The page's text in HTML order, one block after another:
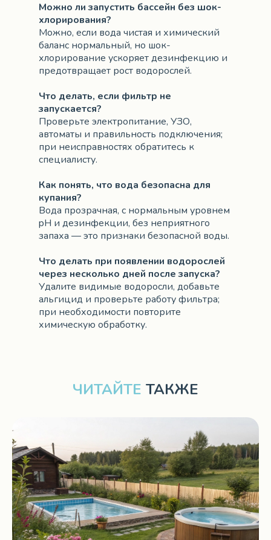
Можно ли запустить бассейн без шок-
хлорирования?
Можно, если вода чистая и химический
баланс нормальный, но шок-
хлорирование ускоряет дезинфекцию и
предотвращает рост водорослей.
Что делать, если фильтр не
запускается?
Проверьте электропитание, УЗО,
автоматы и правильность подключения;
при неисправностях обратитесь к
специалисту.
Как понять, что вода безопасна для
купания?
Вода прозрачная, с нормальным уровнем
pH и дезинфекции, без неприятного
запаха — это признаки безопасной воды.
Что делать при появлении водорослей
через несколько дней после запуска?
Удалите видимые водоросли, добавьте
альгицид и проверьте работу фильтра;
при необходимости повторите
химическую обработку.
ЧИТАЙТЕ ТАКЖЕ